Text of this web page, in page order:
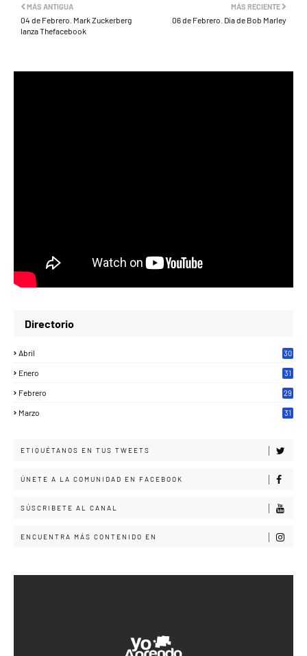
MÁS RECIENTE
06 de Febrero. Día de Bob Marley
MÁS ANTIGUA
04 de Febrero. Mark Zuckerberg
lanza Thefacebook
Directorio
Abril 30
Enero 31
Febrero 29
Marzo 31
ETIQUÉTANOS EN TUS TWEETS
ÚNETE A LA COMUNIDAD EN FACEBOOK
SÚSCRIBETE AL CANAL
ENCUENTRA MÁS CONTENIDO EN